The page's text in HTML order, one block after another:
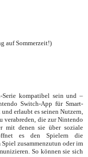
auf Sommerzeit!)
kompatibel sein und –
Switch-App für Smart-
erlaubt es seinen Nutzern,
verabreden, die zur Nintendo
mit denen sie über soziale
es den Spielern die
zusammenzutun oder im
So können sie sich